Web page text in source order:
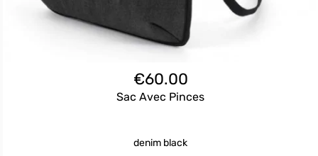
€60.00
Sac Avec Pinces
denim black